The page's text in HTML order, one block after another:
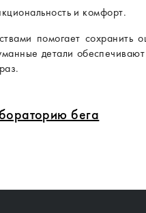
и комфорт.
помогает сохранить
детали
бега